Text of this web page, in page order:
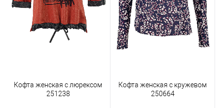
Кофта женская с люрексом
251238
Кофта женская с кружевом
250664